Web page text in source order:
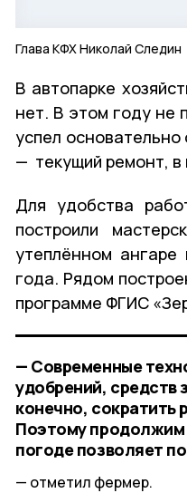
Глава КФХ Николай Следин
В автопарке
нет. В этом году не
успел
— текущий ремонт, в
Для удобства
построили
утеплённом
года. Рядом
программе ФГИС
— Современные
удобрений,
конечно, сократить
Поэтому продолжим
погоде позволяет
отметил фермер.